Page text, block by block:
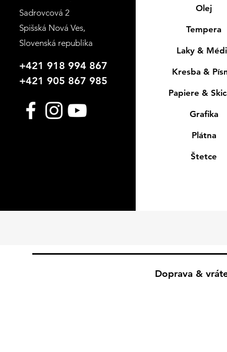
Sadrovcová 2
Spišská Nová Ves,
Slovenská republika
+421 918 994 867
+421 905 867 985
Olej
Tempera
Laky &
Kresba &
Papiere &
Grafika
Plátna
Štetce
Doprava &